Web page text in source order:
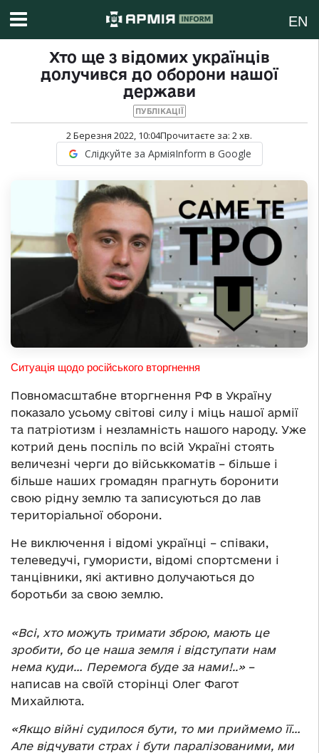
EN
Хто ще з відомих українців
долучився до оборони нашої
держави
ПУБЛІКАЦІЇ
2 Березня 2022, 10:04Прочитаєте за: 2хв.
Слідкуйте за АрміяInform в Google
Ситуація щодо російського вторгнення
Повномасштабне вторгнення РФ в Україну
показало усьому світові силу і міць нашої армії
та патріотизм і незламність нашого народу. Уже
котрий день поспіль по всій Україні стоять
величезні черги до військкоматів – більше і
більше наших громадян прагнуть боронити
свою рідну землю та записуються до лав
територіальної оборони.
Не виключення і відомі українці – співаки,
телеведучі, гумористи, відомі спортсмени і
танцівники, які активно долучаються до
боротьби за свою землю.
«Всі, хто можуть тримати зброю, мають це
зробити, бо це наша земля і відступати нам
нема куди… Перемога буде за нами!..»–
написав на своїй сторінці Олег Фагот
Михайлюта.
«Якщо війні судилося бути, то ми приймемо її…
Але відчувати страх і бути паралізованими, ми